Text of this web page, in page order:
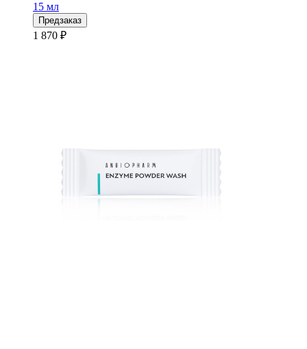
15 мл
Предзаказ
1 870 ₽